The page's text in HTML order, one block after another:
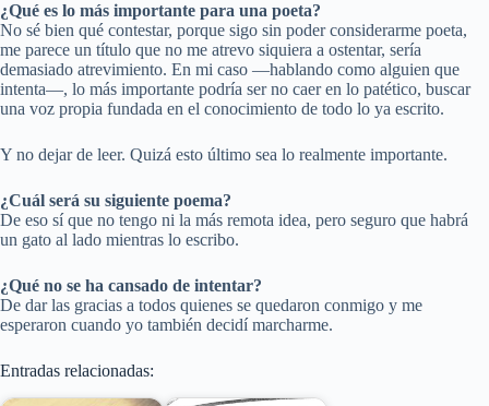
¿Qué es lo más importante para una poeta?
No sé bien qué contestar, porque sigo sin poder considerarme poeta,
me parece un título que no me atrevo siquiera a ostentar, sería
demasiado atrevimiento. En mi caso —hablando como alguien que
intenta—, lo más importante podría ser no caer en lo patético, buscar
una voz propia fundada en el conocimiento de todo lo ya escrito.
Y no dejar de leer. Quizá esto último sea lo realmente importante.
¿Cuál será su siguiente poema?
De eso sí que no tengo ni la más remota idea, pero seguro que habrá
un gato al lado mientras lo escribo.
¿Qué no se ha cansado de intentar?
De dar las gracias a todos quienes se quedaron conmigo y me
esperaron cuando yo también decidí marcharme.
Entradas relacionadas: